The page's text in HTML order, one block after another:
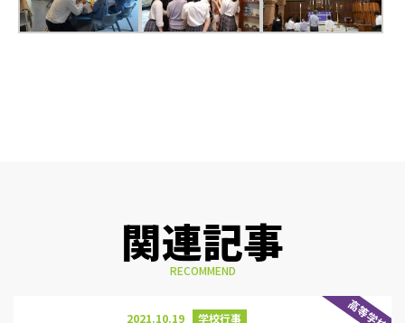
関連記事
RECOMMEND
高等学校
2021.10.19 学校行事